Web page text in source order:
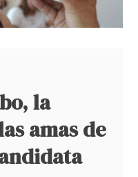
la
amas de